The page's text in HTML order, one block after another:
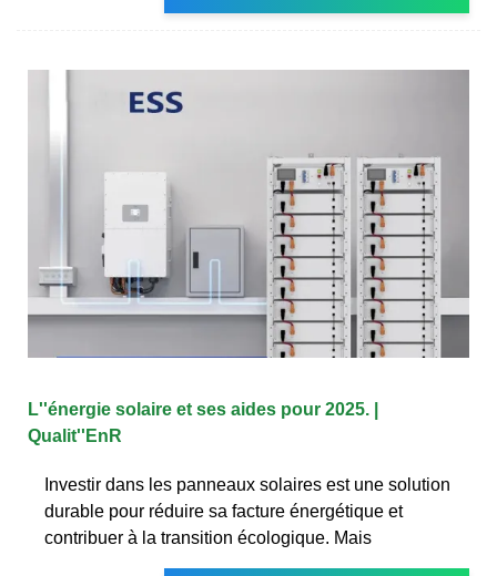
L''énergie solaire et ses aides pour 2025. |
Qualit''EnR
Investir dans les panneaux solaires est une solution
durable pour réduire sa facture énergétique et
contribuer à la transition écologique. Mais